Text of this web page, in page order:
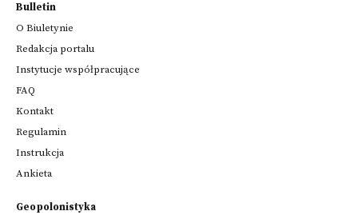
Bulletin
O Biuletynie
Redakcja portalu
Instytucje współpracujące
FAQ
Kontakt
Regulamin
Instrukcja
Ankieta
Geopolonistyka